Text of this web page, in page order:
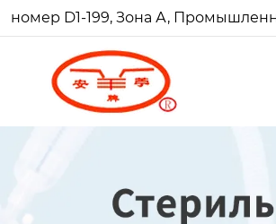
номер D1-199, Зона А,